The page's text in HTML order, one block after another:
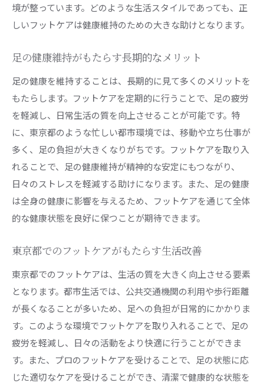
境が整っています。どのような生活スタイルであっても、正
しいフットケアは健康維持のための大きな助けとなります。
足の健康維持がもたらす長期的なメリット
足の健康を維持することは、長期的に見て多くのメリットを
もたらします。フットケアを定期的に行うことで、足の疲労
を軽減し、日常生活の質を向上させることが可能です。特
に、東京都のような忙しい都市環境では、移動や立ち仕事が
多く、足の負担が大きくなりがちです。フットケアを取り入
れることで、足の健康維持が精神的な安定にもつながり、
日々のストレスを軽減する助けになります。また、足の健康
は全身の健康に影響を与えるため、フットケアを通じて全体
的な健康状態を良好に保つことが期待できます。
東京都でのフットケアがもたらす生活改善
東京都でのフットケアは、生活の質を大きく向上させる要素
となります。都市生活では、公共交通機関の利用や歩行距離
が長くなることが多いため、足への負担が日常的にかかりま
す。このような環境でフットケアを取り入れることで、足の
疲労を軽減し、日々の活動をより快適に行うことができま
す。また、プロのフットケアを受けることで、足の状態に応
じた適切なケアを受けることができ、清潔で健康的な状態を